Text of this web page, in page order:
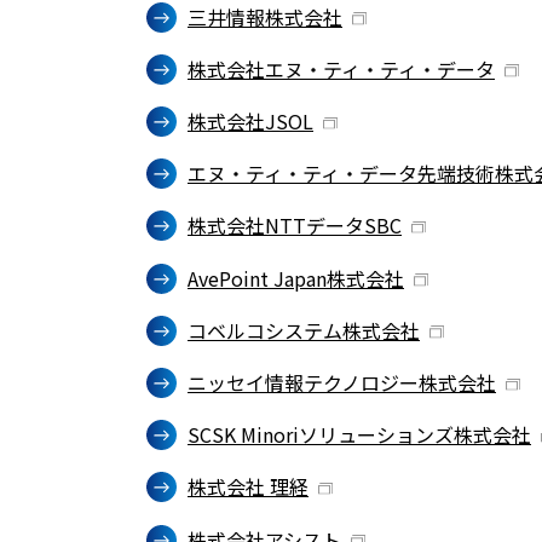
三井情報株式会社
株式会社エヌ・ティ・ティ・データ
株式会社JSOL
エヌ・ティ・ティ・データ先端技術株式
株式会社NTTデータSBC
AvePoint Japan株式会社
コベルコシステム株式会社
ニッセイ情報テクノロジー株式会社
SCSK Minoriソリューションズ株式会社
株式会社 理経